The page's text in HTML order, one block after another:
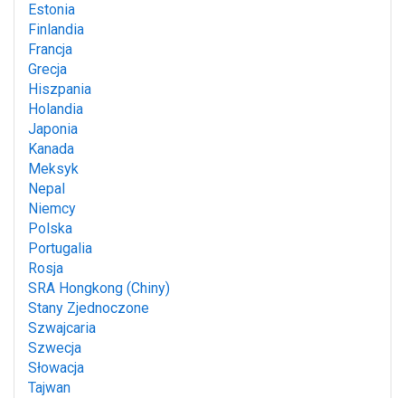
Estonia
Finlandia
Francja
Grecja
Hiszpania
Holandia
Japonia
Kanada
Meksyk
Nepal
Niemcy
Polska
Portugalia
Rosja
SRA Hongkong (Chiny)
Stany Zjednoczone
Szwajcaria
Szwecja
Słowacja
Tajwan